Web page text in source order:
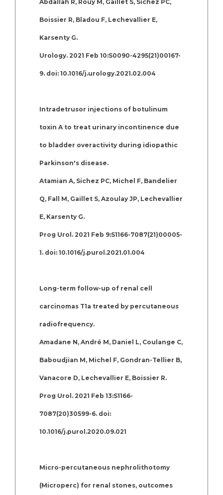
Abdallah R, Rouy M, Gaillet S, Sichez PC,
Boissier R, Bladou F, Lechevallier E,
Karsenty G.
Urology. 2021 Feb 10:S0090-4295(21)00167-
9. doi: 10.1016/j.urology.2021.02.004
Intradetrusor injections of botulinum
toxin A to treat urinary incontinence due
to bladder overactivity during idiopathic
Parkinson's disease.
Atamian A, Sichez PC, Michel F, Bandelier
Q, Fall M, Gaillet S, Azoulay JP, Lechevallier
E, Karsenty G.
Prog Urol. 2021 Feb 9:S1166-7087(21)00005-
1. doi: 10.1016/j.purol.2021.01.004
Long-term follow-up of renal cell
carcinomas T1a treated by percutaneous
radiofrequency.
Amadane N, André M, Daniel L, Coulange C,
Baboudjian M, Michel F, Gondran-Tellier B,
Vanacore D, Lechevallier E, Boissier R.
Prog Urol. 2021 Feb 13:S1166-
7087(20)30599-6. doi:
10.1016/j.purol.2020.09.021
Micro-percutaneous nephrolithotomy
(Microperc) for renal stones, outcomes